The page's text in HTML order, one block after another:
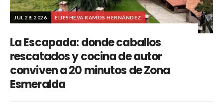
JUL 28, 2026 ELIESHEVA RAMOS HERNÁNDEZ
La Escapada: donde caballos
rescatados y cocina de autor
conviven a 20 minutos de Zona
Esmeralda